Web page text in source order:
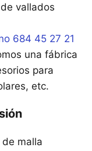
vallados
684 45 27 21
una fábrica
para
etc.
malla